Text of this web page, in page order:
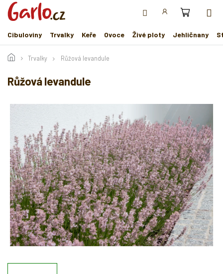
Přejít
obsah
Cibuloviny
Trvalky Keře Ovoce Živé ploty Jehličnany
Trvalky Růžová levandule
Růžová levandule